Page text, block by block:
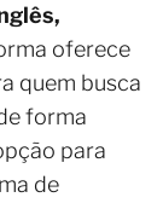
oferece
quem busca
forma
para
de